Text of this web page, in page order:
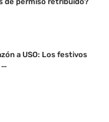
a USO: Los festivos